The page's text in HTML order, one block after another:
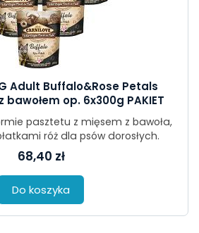
Adult Buffalo&Rose Petals
op. 6x300g PAKIET
pasztetu z mięsem z bawoła,
róż dla psów dorosłych.
68,40 zł
Do koszyka